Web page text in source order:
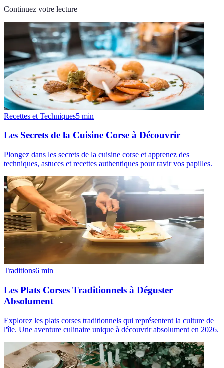
Continuez votre lecture
Recettes et Techniques5 min
Les Secrets de la Cuisine Corse à Découvrir
Plongez dans les secrets de la cuisine corse et apprenez des
techniques, astuces et recettes authentiques pour ravir vos papilles.
Traditions6 min
Les Plats Corses Traditionnels à Déguster
Absolument
Explorez les plats corses traditionnels qui représentent la culture de
l'île. Une aventure culinaire unique à découvrir absolument en 2026.